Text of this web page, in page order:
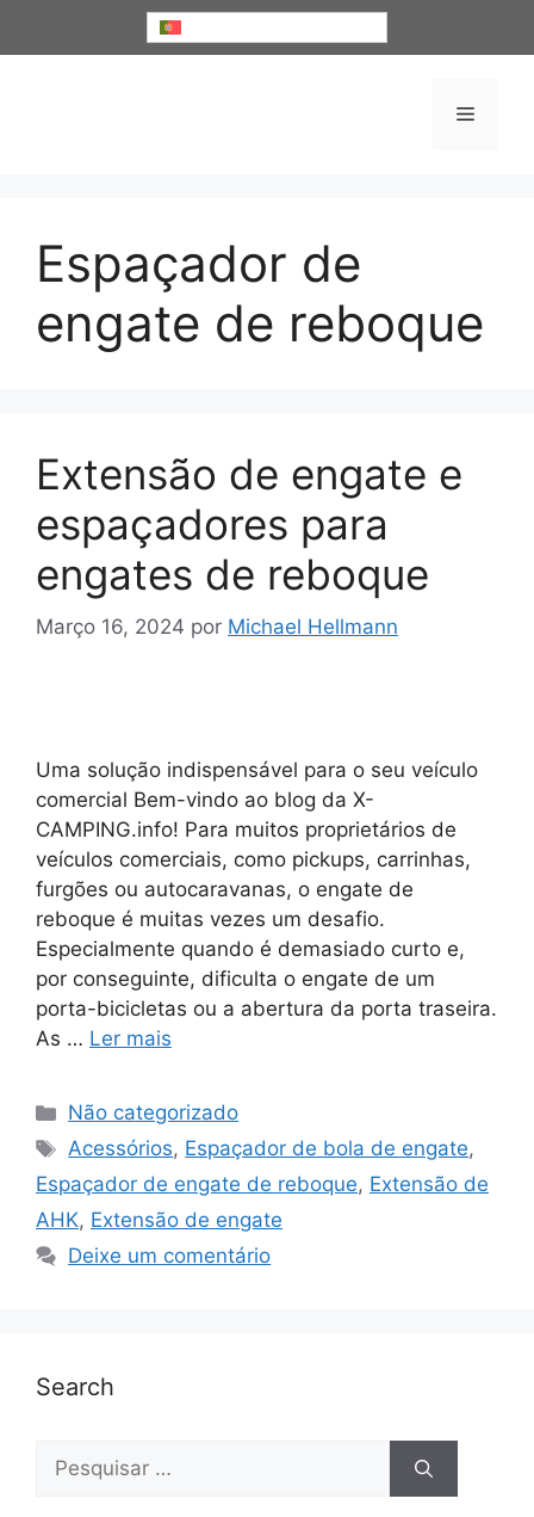
Menu
Espaçador de
engate de reboque
Extensão de engate e
espaçadores para
engates de reboque
Março 16, 2024 por Michael Hellmann
Uma solução indispensável para o seu veículo
comercial Bem-vindo ao blog da X-
CAMPING.info! Para muitos proprietários de
veículos comerciais, como pickups, carrinhas,
furgões ou autocaravanas, o engate de
reboque é muitas vezes um desafio.
Especialmente quando é demasiado curto e,
por conseguinte, dificulta o engate de um
porta-bicicletas ou a abertura da porta traseira.
As … Ler mais
Categorias
Não categorizado
Etiquetas
Acessórios, Espaçador de bola de engate,
Espaçador de engate de reboque, Extensão de
AHK, Extensão de engate
Deixe um comentário
Search
Pesquisar